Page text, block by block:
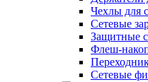
Чехлы для
Сетевые
Защитные
Флеш-
Сетевые